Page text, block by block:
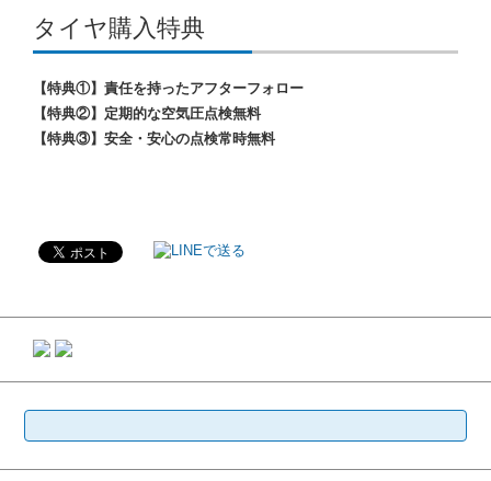
タイヤ購入特典
【特典①】責任を持ったアフターフォロー
【特典②】定期的な空気圧点検無料
【特典③】安全・安心の点検常時無料
索: